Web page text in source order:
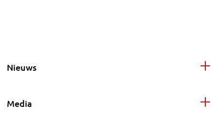
Nieuws
Media